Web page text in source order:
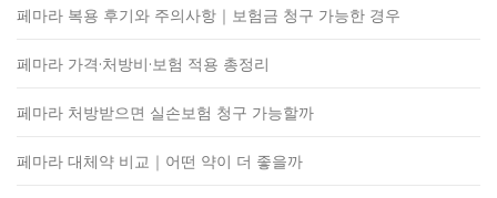
페마라 복용 후기와 주의사항｜보험금 청구 가능한 경우
페마라 가격·처방비·보험 적용 총정리
페마라 처방받으면 실손보험 청구 가능할까
페마라 대체약 비교｜어떤 약이 더 좋을까